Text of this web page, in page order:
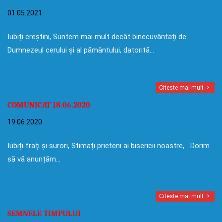
01.05.2021
Iubiți creștini, Suntem mai mult decât binecuvântați de
Dumnezeul cerului și al pământului, datorită…
Citeste mai mult
COMUNICAT 18.06.2020
19.06.2020
Iubiți frați și surori, Stimați prieteni ai bisericii noastre, Dorim
să vă anunțăm…
Citeste mai mult
SEMNELE TIMPULUI